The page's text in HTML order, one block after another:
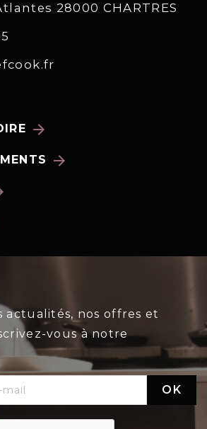
28000 CHARTRES
arrow_forward
arrow_forward
actualités, nos offres et
vous à notre